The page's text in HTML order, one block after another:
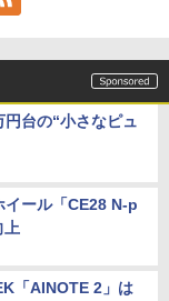
台の“小さなピュ
イール「CE28 N-p
上
「AINOTE 2」は